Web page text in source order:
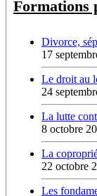
Formations
Divorce,
17
Le droit au
24
La lutte
8 octobre
La
22 octobre
Les